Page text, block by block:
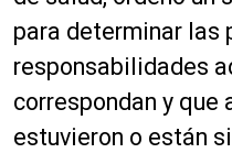
para determinar las
responsabilidades
correspondan y que
estuvieron o están